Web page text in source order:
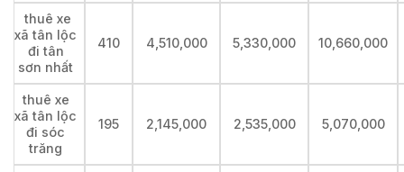
thuê xe
xã tân lộc
đi tân
sơn nhất
410 4,510,000 5,330,000 10,660,000
thuê xe
xã tân lộc
đi sóc
trăng
195 2,145,000 2,535,000 5,070,000